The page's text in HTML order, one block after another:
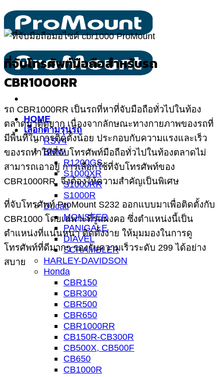
ข้าม
ยัง
เนื้อหา
HOME
เลือกตามรุ่นรถ
RSV4
BMW
R1200GS
S1000XR
S1000RR
S1000R
Ducati
MONSTER
PANIGALE
DIAVEL
SCRAMBLER
HARLEY-DAVIDSON
Honda
CBR150
CBR300
CBR500
CBR650
CBR1000RR
CB150R-CB300R
CB500X, CB500F
CB650
CB1000R
ที่จับโทรศัพท์มือถือสำหรับรถ
CBR1000RR
รถ CBR1000RR เป็นรถที่หาที่จับมือถือทั่วไปในท้อง
ตลาดมาติดยาก เนื่องจากลักษณะทางกายภาพของรถที่
มีพื้นที่ในการติดตั้งน้อย ประกอบกับความแรงและเร็ว
ของรถทำให้ที่จับโทรศัพท์มือถือทั่วไปในท้องตลาดไม่
สามารถเอาอยู่ การเลือกใช้ที่จับโทรศัพท์ของ
CBR1000RR จึงต้องให้ความสำคัญเป็นพิเศษ
ที่จับโทรศัพท์ ProMount S232 ออกแบบมาเพื่อติดตั้งกับ
CBR1000 โดยเฉพาะที่รูแผงคอ ซึ่งตำแหน่งนี้เป็น
ตำแหน่งที่แน่นหนา ติดตั้งง่าย ให้มุมมองในการดู
โทรศัพท์ที่ดีมากๆ รองรับความเร็วระดับ 299 ได้อย่าง
สบาย